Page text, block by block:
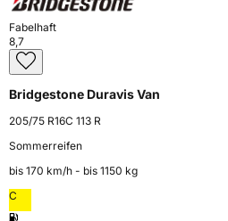
Fabelhaft
8,7
Bridgestone Duravis Van
205/75 R16C 113 R
Sommerreifen
bis 170 km⁠/⁠h - bis 1150 kg
C